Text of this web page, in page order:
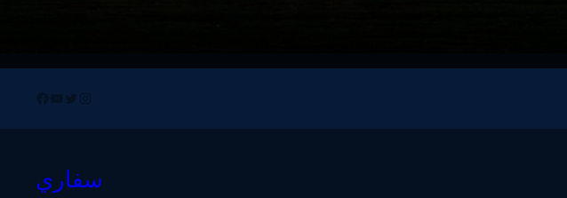
Facebook
YouTube
TwitterInstagram
سفاري